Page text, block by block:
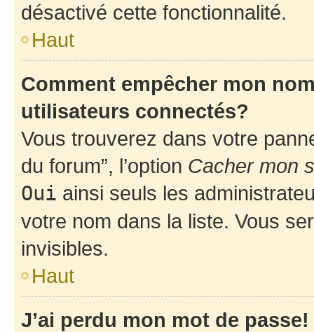
désactivé cette fonctionnalité.
Haut
Comment empêcher mon
utilisateurs connectés?
Vous trouverez dans votre
du forum”, l’option Cacher mon
Oui ainsi seuls les
votre nom dans la liste. Vous
invisibles.
Haut
J’ai perdu mon mot de passe!